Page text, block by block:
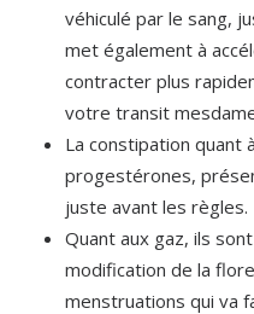
véhiculé par le sang,
met également à
contracter plus
votre transit
La constipation quant
progestérones,
juste avant les règles.
Quant aux gaz, ils
modification de la
menstruations qui va